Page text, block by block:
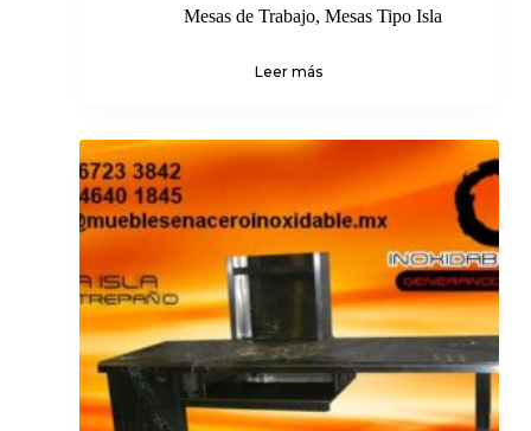
Mesas de Trabajo, Mesas Tipo Isla
Leer más